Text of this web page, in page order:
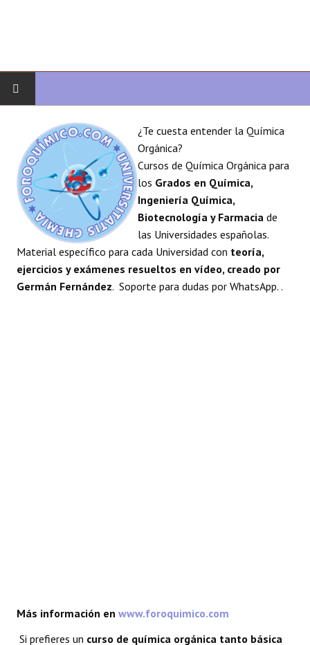
QUÍMICA ORGÁNICA
ORGÁNICA AVANZADA
HETEROCICLOS
SÍNTESIS
ESPECTROSCOPÍA
¿Te cuesta entender la Química
Orgánica?
Cursos de Química Orgánica para
los Grados en Química,
Ingeniería Química,
Biotecnología y Farmacia de
las Universidades españolas.
Material específico para cada Universidad con teoría,
ejercicios y exámenes resueltos en vídeo, creado por
Germán Fernández. Soporte para dudas por WhatsApp. .
Más información en www.foroquimico.com
Si prefieres un curso de química orgánica tanto básica